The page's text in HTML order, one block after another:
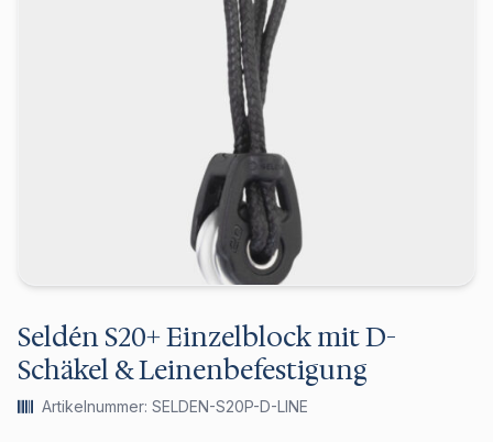
Seldén S20+ Einzelblock mit D-
Schäkel & Leinenbefestigung
Artikelnummer: SELDEN-S20P-D-LINE